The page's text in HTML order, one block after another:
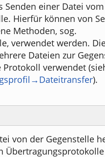
Senden einer Datei
Hierfür können von
Methoden, sog.
verwendet werden.
Dateien zur
verwendet
).
von der Gegenstelle